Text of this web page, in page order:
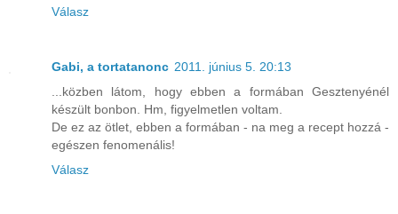
Válasz
Gabi, a tortatanonc 2011. június 5. 20:13
...közben látom, hogy ebben a formában Gesztenyénél
készült bonbon. Hm, figyelmetlen voltam.
De ez az ötlet, ebben a formában - na meg a recept hozzá -
egészen fenomenális!
Válasz